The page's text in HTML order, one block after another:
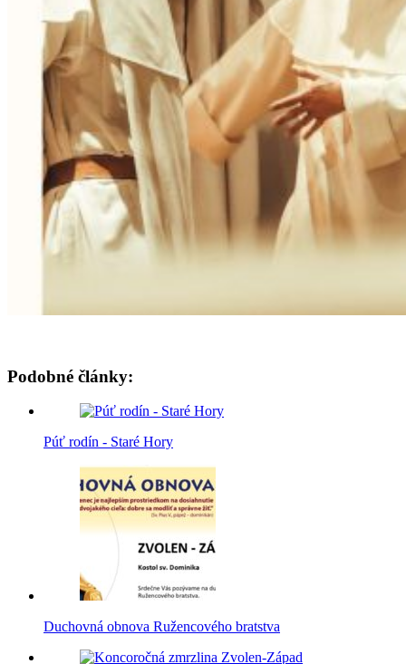
Podobné články:
Púť rodín - Staré Hory
Duchovná obnova Ružencového bratstva